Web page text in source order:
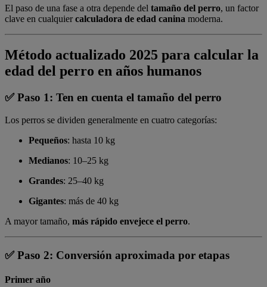
El paso de una fase a otra depende del tamaño del perro, un factor
clave en cualquiercalculadora de edad canina moderna.
Método actualizado 2025 para calcular la
edad del perro en años humanos
✅ Paso 1: Ten en cuenta el tamaño del perro
Los perros se dividen generalmente en cuatro categorías:
Pequeños: hasta 10 kg
Medianos: 10–25 kg
Grandes: 25–40 kg
Gigantes: más de 40 kg
A mayor tamaño, más rápido envejece el perro.
✅ Paso 2: Conversión aproximada por etapas
Primer año